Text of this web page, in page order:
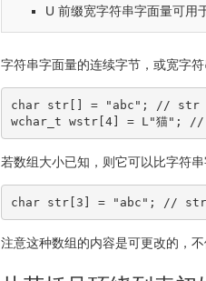
U 前缀宽字符串字面量可用
字符串字面量的连续字节，或宽字
char str[ ] = "abc" ;
// str
wchar_t wstr[4] = L "猫" ; //
若数组大小已知，则它可以比字符
char str[ 3 ] = "abc" ; // str
注意这种数组的内容是可更改的，不